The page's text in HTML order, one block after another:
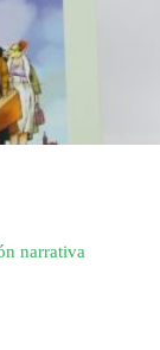
narrativa